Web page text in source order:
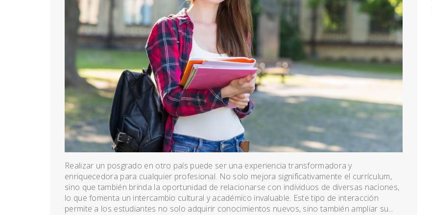
Realizar un posgrado en otro país puede ser una experiencia transformadora y
enriquecedora para cualquier profesional. No solo mejora significativamente el currículum,
sino que también brinda la oportunidad de relacionarse con individuos de diversas naciones,
lo que fomenta un intercambio cultural y académico invaluable. Este tipo de interacción
permite a los estudiantes no solo adquirir conocimientos nuevos, sino también ampliar su...